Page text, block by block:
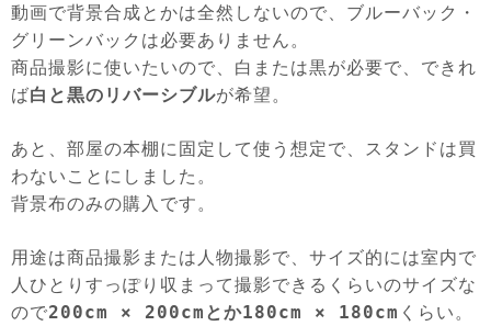
動画で背景合成とかは全然しないので、ブルーバック・
グリーンバックは必要ありません。
商品撮影に使いたいので、白または黒が必要で、できれ
ば白と黒のリバーシブルが希望。
あと、部屋の本棚に固定して使う想定で、スタンドは買
わないことにしました。
背景布のみの購入です。
用途は商品撮影または人物撮影で、サイズ的には室内で
人ひとりすっぽり収まって撮影できるくらいのサイズな
ので200cm × 200cmとか180cm × 180cm くらい。